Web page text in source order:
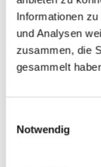
Informationen
und Analysen
zusammen, die
gesammelt
Notwendig
0
0
0